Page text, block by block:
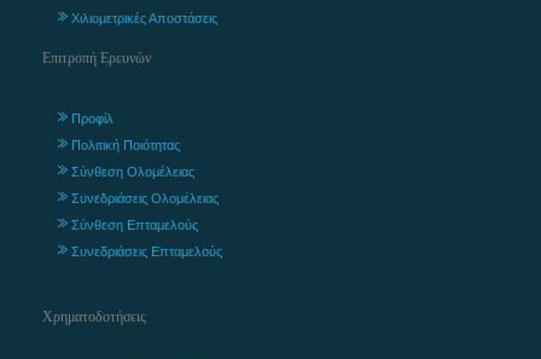
Χιλιομετρικές Αποστάσεις
Επιτροπή Ερευνών
Προφίλ
Πολιτική Ποιότητας
Σύνθεση Ολομέλειας
Συνεδριάσεις Ολομέλειας
Σύνθεση Επταμελούς
Συνεδριάσεις Επταμελούς
Χρηματοδοτήσεις